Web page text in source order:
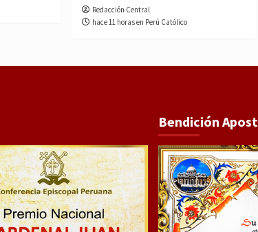
Redacción Central
hace 11 horas en Perú Católico
Bendición